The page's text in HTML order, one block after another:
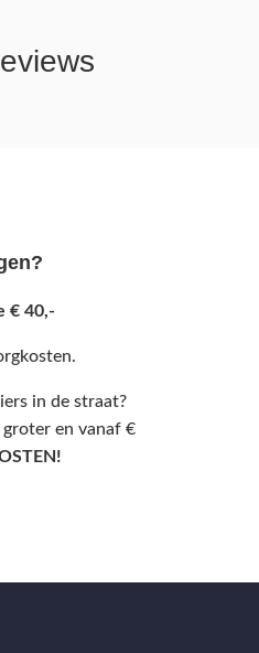
€ 40,-
in de straat?
en vanaf €